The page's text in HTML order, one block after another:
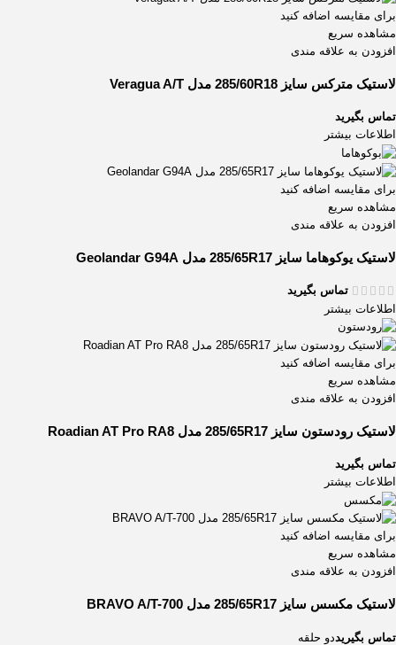
برای مقایسه اضافه کنید
مشاهده سریع
افزودن به علاقه مندی
لاستیک مترکس سایز 285/60R18 مدل Veragua A/T
تماس بگیرید
اطلاعات بیشتر
برای مقایسه اضافه کنید
مشاهده سریع
افزودن به علاقه مندی
لاستیک یوکوهاما سایز 285/65R17 مدل Geolandar G94A
تماس بگیرید
اطلاعات بیشتر
برای مقایسه اضافه کنید
مشاهده سریع
افزودن به علاقه مندی
لاستیک رودستون سایز 285/65R17 مدل Roadian AT Pro RA8
تماس بگیرید
اطلاعات بیشتر
برای مقایسه اضافه کنید
مشاهده سریع
افزودن به علاقه مندی
لاستیک مکسس سایز 285/65R17 مدل BRAVO A/T-700
تماس بگیریددو حلقه